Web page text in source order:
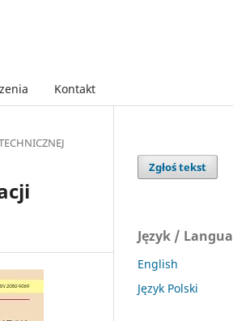
Kontakt
Zgłoś tekst
Język /
English
Język Polski